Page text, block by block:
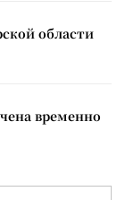
области
временно